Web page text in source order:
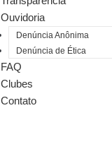
Ouvidoria
Denúncia Anônima
Denúncia de Ética
FAQ
Clubes
Contato